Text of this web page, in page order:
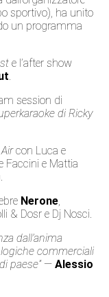
sportivo), ha unito
un programma
e l’after show
.
session di
di Ricky
con Luca e
Faccini e Mattia
Nerone,
& Dosr e Dj Nosci.
dall’anima
commerciali
paese”—Alessio